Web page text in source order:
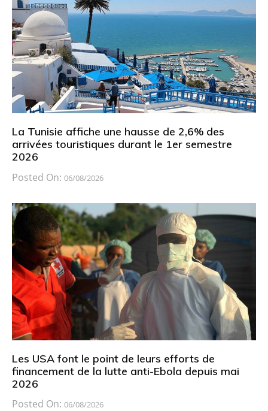
La Tunisie affiche une hausse de 2,6% des
arrivées touristiques durant le 1er semestre
2026
Posted On: 06/08/2026
Les USA font le point de leurs efforts de
financement de la lutte anti-Ebola depuis mai
2026
Posted On: 06/08/2026